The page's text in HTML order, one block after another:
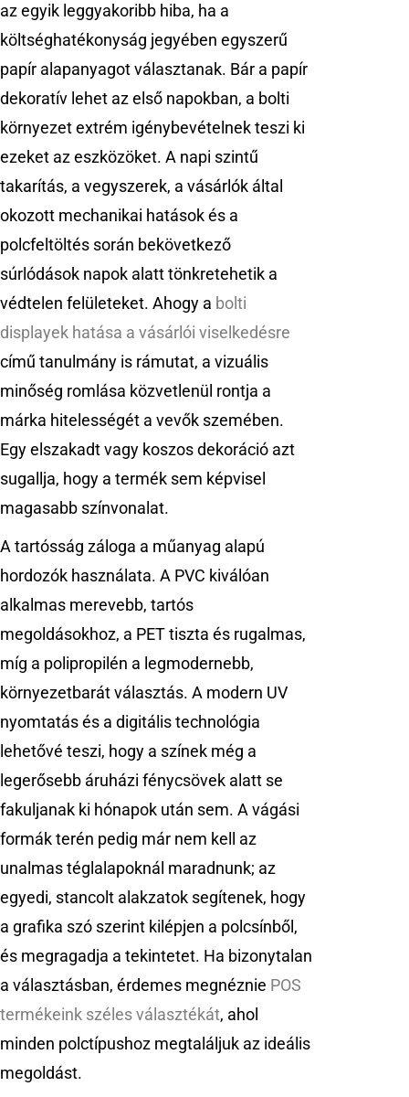
az egyik leggyakoribb hiba, ha a
költséghatékonyság jegyében egyszerű
papír alapanyagot választanak. Bár a papír
dekoratív lehet az első napokban, a bolti
környezet extrém igénybevételnek teszi ki
ezeket az eszközöket. A napi szintű
takarítás, a vegyszerek, a vásárlók által
okozott mechanikai hatások és a
polcfeltöltés során bekövetkező
súrlódások napok alatt tönkretehetik a
védtelen felületeket. Ahogy a bolti
displayek hatása a vásárlói viselkedésre
című tanulmány is rámutat, a vizuális
minőség romlása közvetlenül rontja a
márka hitelességét a vevők szemében.
Egy elszakadt vagy koszos dekoráció azt
sugallja, hogy a termék sem képvisel
magasabb színvonalat.
A tartósság záloga a műanyag alapú
hordozók használata. A PVC kiválóan
alkalmas merevebb, tartós
megoldásokhoz, a PET tiszta és rugalmas,
míg a polipropilén a legmodernebb,
környezetbarát választás. A modern UV
nyomtatás és a digitális technológia
lehetővé teszi, hogy a színek még a
legerősebb áruházi fénycsövek alatt se
fakuljanak ki hónapok után sem. A vágási
formák terén pedig már nem kell az
unalmas téglalapoknál maradnunk; az
egyedi, stancolt alakzatok segítenek, hogy
a grafika szó szerint kilépjen a polcsínből,
és megragadja a tekintetet. Ha bizonytalan
a választásban, érdemes megnéznie POS
termékeink széles választékát, ahol
minden polctípushoz megtaláljuk az ideális
megoldást.